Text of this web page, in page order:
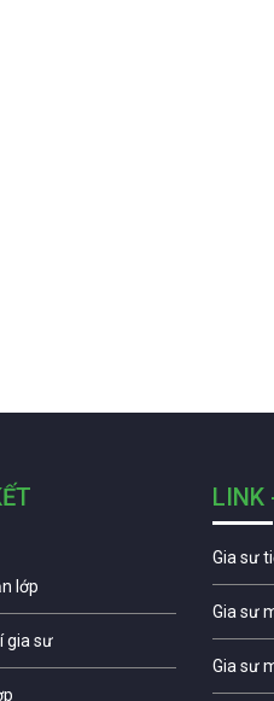
lớp
gia sư
LINK
Gia sư
Gia sư
Gia sư